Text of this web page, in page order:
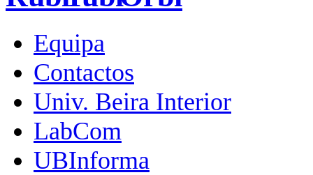
Equipa
Contactos
Univ. Beira Interior
LabCom
UBInforma